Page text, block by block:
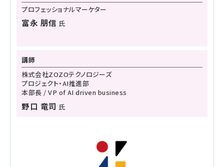
プロフェッショナルマーケター
富永 朋信 氏
講師
株式会社ZOZOテクノロジーズ
プロジェクト・AI推進部
本部長 / VP of AI driven business
野口 竜司 氏